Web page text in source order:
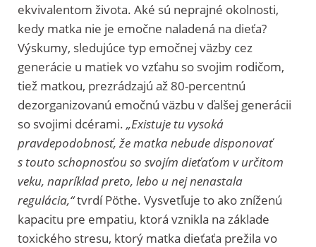
ekvivalentom života. Aké sú neprajné okolnosti,
kedy matka nie je emočne naladená na dieťa?
Výskumy, sledujúce typ emočnej väzby cez
generácie u matiek vo vzťahu so svojim rodičom,
tiež matkou, prezrádzajú až 80-percentnú
dezorganizovanú emočnú väzbu v ďalšej generácii
so svojimi dcérami. „Existuje tu vysoká
pravdepodobnosť, že matka nebude disponovať
s touto schopnosťou so svojím dieťaťom v určitom
veku, napríklad preto, lebo u nej nenastala
regulácia,“tvrdí Pöthe. Vysvetľuje to ako zníženú
kapacitu pre empatiu, ktorá vznikla na základe
toxického stresu, ktorý matka dieťaťa prežila vo